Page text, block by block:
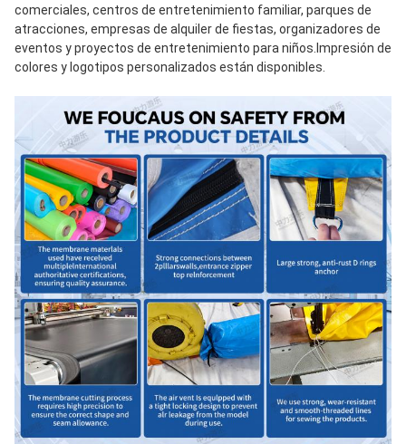
comerciales, centros de entretenimiento familiar, parques de
atracciones, empresas de alquiler de fiestas, organizadores de
eventos y proyectos de entretenimiento para niños.Impresión de
colores y logotipos personalizados están disponibles.